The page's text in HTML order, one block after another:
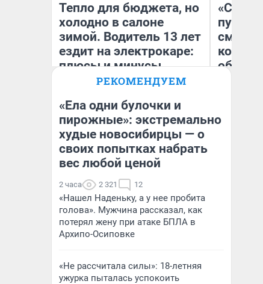
Тепло для бюджета, но
холодно в салоне
зимой. Водитель 13 лет
ездит на электрокаре:
плюсы и минусы
Денис Дедюхин
РЕКОМЕНДУЕМ
«Ела одни булочки и
пирожные»: экстремально
худые новосибирцы — о
своих попытках набрать
вес любой ценой
2 часа 2 321 12
«Нашел Наденьку, а у нее пробита
голова». Мужчина рассказал, как
потерял жену при атаке БПЛА в
Архипо-Осиповке
«Не рассчитала силы»: 18-летняя
ужурка пыталась успокоить